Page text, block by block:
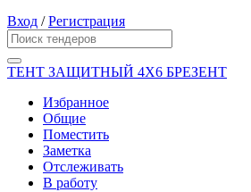
Вход /Регистрация
ТЕНТ ЗАЩИТНЫЙ 4Х6 БРЕЗЕНТ
Избранное
Общие
Поместить
Заметка
Отслеживать
В работу